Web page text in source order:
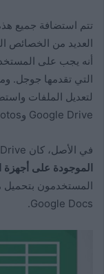
تتم استضافة جميع
العديد من الخصائص
أنه يجب على
التي تقدمها جوجل.
لتعديل الملفات
Google Drive وGoogle Photos.
في الأصل، كان Drive بمثابة مساحة
الموجودة على أجهزة
Google Docs.